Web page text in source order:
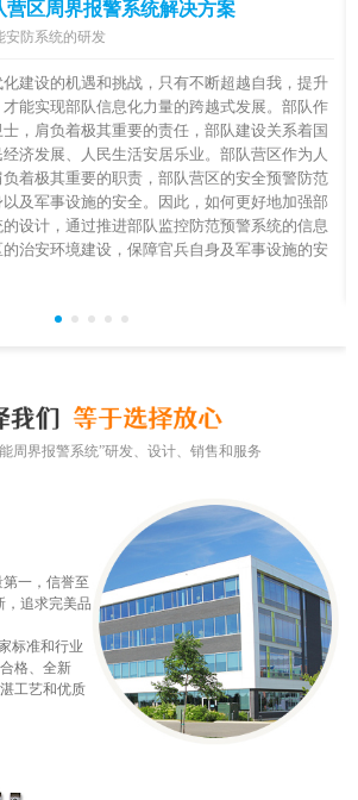
营区周界报警系统解决方案
安防系统的研发
建设的机遇和挑战，只有不断超越自我，提升
能实现部队信息化力量的跨越式发展。部队作
，肩负着极其重要的责任，部队建设关系着国
济发展、人民生活安居乐业。部队营区作为人
着极其重要的职责，部队营区的安全预警防范
及军事设施的安全。因此，如何更好地加强部
设计，通过推进部队监控防范预警系统的信息
治安环境建设，保障官兵自身及军事设施的安
周界报警系统”研发、设计、销售和服务
一，信誉至
，追求完美品
标准和行业
格、全新
工艺和优质